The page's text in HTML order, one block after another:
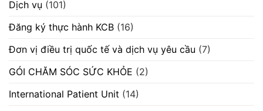
giá
cung
máy
scan”
Dịch vụ (101)
Đăng ký thực hành KCB (16)
Đơn vị điều trị quốc tế và dịch vụ yêu cầu (7)
GÓI CHĂM SÓC SỨC KHỎE (2)
International Patient Unit (14)